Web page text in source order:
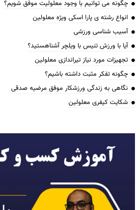
چگونه می توانیم با وجود معلولیت موفق شویم؟
انواع رشته ی پارا اسکی ویژه معلولین
آسیب شناسی ورزشی
آیا با ورزش تنیس با ویلچر آشناهستید؟
تجهیزات مورد نیاز تیراندازی معلولین
چگونه تفکر مثبت داشته باشیم؟
نگاهی به زندگی ورزشکار موفق مرضیه صدقی
شکایت کیفری معلولین